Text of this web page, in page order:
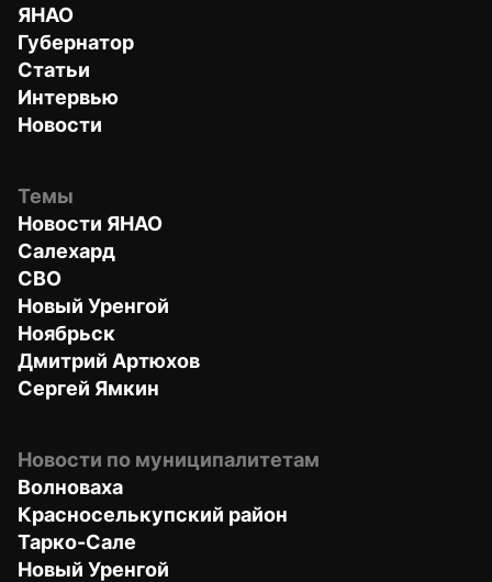
ЯНАО
Губернатор
Статьи
Интервью
Новости
Темы
Новости ЯНАО
Салехард
СВО
Новый Уренгой
Ноябрьск
Дмитрий Артюхов
Сергей Ямкин
Новости по муниципалитетам
Волноваха
Красноселькупский район
Тарко-Сале
Новый Уренгой